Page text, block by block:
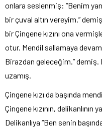
onlara seslenmiş: “Benim
bir çuval altın vereyim.”
bir Çingene kızını ona
otur. Mendil sallamaya devam
Birazdan geleceğim.” demiş.
uzamış.
Çingene kızı da başında
Çingene kızının, delikanlının
Delikanlıya “Ben senin